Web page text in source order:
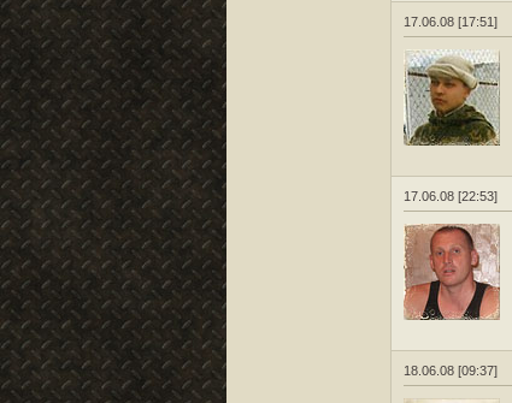
17.06.08 [17:51]
17.06.08 [22:53]
18.06.08 [09:37]